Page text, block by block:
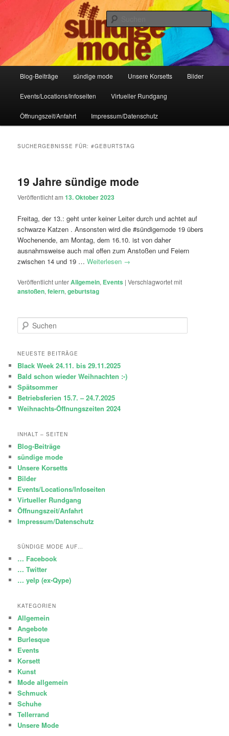
Sündige Mode Frankfurt
IHR Laden für Korsetts, Lifestyle-Mode, Club- und Dark-Wear seit 2004
Blog-Beiträge sündige mode Unsere Korsetts Bilder
Events/Locations/Infoseiten Virtueller Rundgang
Öffnungszeit/Anfahrt Impressum/Datenschutz
SUCHERGEBNISSE FÜR:#GEBURTSTAG
19 Jahre sündige mode
Veröffentlicht am13. Oktober 2023
Freitag, der 13.: geht unter keiner Leiter durch und achtet auf
schwarze Katzen . Ansonsten wird die #sündigemode 19 übers
Wochenende, am Montag, dem 16.10. ist von daher
ausnahmsweise auch mal offen zum Anstoßen und Feiern
zwischen 14 und 19 …Weiterlesen →
Veröffentlicht unterAllgemein, Events |Verschlagwortet mit
anstoßen,feiern,geburtstag
u
h
n
NEUESTE BEITRÄGE
Black Week 24.11. bis 29.11.2025
Bald schon wieder Weihnachten :-)
Spätsommer
Betriebsferien 15.7. – 24.7.2025
Weihnachts-Öffnungszeiten 2024
INHALT – SEITEN
Blog-Beiträge
sündige mode
Unsere Korsetts
Bilder
Events/Locations/Infoseiten
Virtueller Rundgang
Öffnungszeit/Anfahrt
Impressum/Datenschutz
SÜNDIGE MODE AUF…
… Facebook
… Twitter
… yelp (ex-Qype)
KATEGORIEN
Allgemein
Angebote
Burlesque
Events
Korsett
Kunst
Mode allgemein
Schmuck
Schuhe
Tellerrand
Unsere Mode